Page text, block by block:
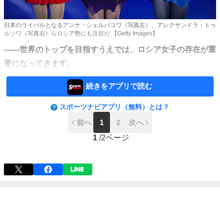
日本のライバルとなるアンナ・シェルバコワ（写真左）、アレクサンドラ・トゥ
ルソワ（写真右）らロシア勢にも注目だ 【Getty Images】
——世界のトップを目指すうえでは、ロシア女子の存在が重
要になってきます。
続きをアプリで読む
スポーツナビアプリ（無料）とは？
前へ 1 2
次へ
1 /2ページ